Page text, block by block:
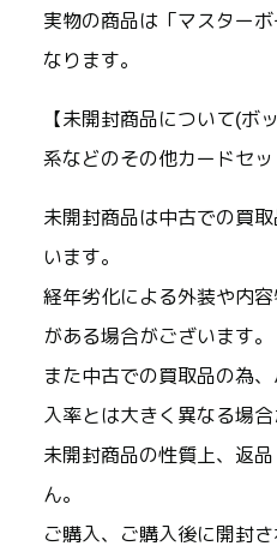
実物の商品は「マスター
なります。
【未開封商品について(ボ
系などのその他カードセッ
未開封商品は中古での買
います。
経年劣化による外装や内
がある場合がございます。
また中古での買取品の為
入率とは大きく異なる場合
未開封商品の性質上、返
ん。
ご購入、ご購入後に開封